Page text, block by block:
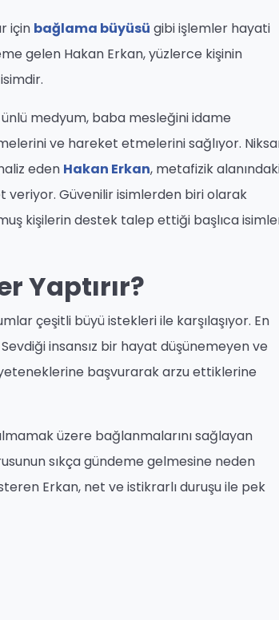
için bağlama büyüsü gibi işlemler hayati
gelen Hakan Erkan, yüzlerce kişinin
medyum, baba mesleğini idame
ve hareket etmelerini sağlıyor.
eden Hakan Erkan, metafizik
veriyor. Güvenilir isimlerden biri olarak
kişilerin destek talep ettiği başlıca
Yaptırır?
çeşitli büyü istekleri ile karşılaşıyor. En
insansız bir hayat düşünemeyen ve
başvurarak arzu ettiklerine
üzere bağlanmalarını sağlayan
sıkça gündeme gelmesine neden
Erkan, net ve istikrarlı duruşu ile pek